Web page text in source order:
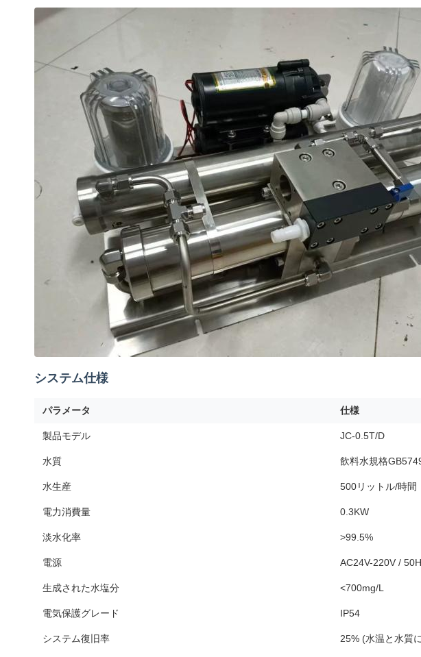
システム仕様
パラメータ 仕様
製品モデル JC-0.5T/D
水質 飲料水規格
水生産 500リットル/時間
電力消費量 0.3KW
淡水化率 >99.5%
電源 AC24V-220V /
生成された水塩分 <700mg/L
電気保護グレード IP54
システム復旧率 25% (水温と水質